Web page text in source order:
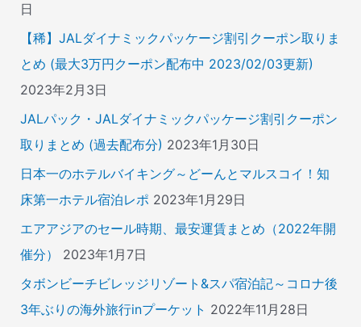
日
【稀】JALダイナミックパッケージ割引クーポン取りま
とめ (最大3万円クーポン配布中 2023/02/03更新)
2023年2月3日
JALパック・JALダイナミックパッケージ割引クーポン
取りまとめ (過去配布分) 2023年1月30日
日本一のホテルバイキング～どーんとマルスコイ！知
床第一ホテル宿泊レポ 2023年1月29日
エアアジアのセール時期、最安運賃まとめ（2022年開
催分）
2023年1月7日
タボンビーチビレッジリゾート&スパ宿泊記～コロナ後
3年ぶりの海外旅行inプーケット 2022年11月28日